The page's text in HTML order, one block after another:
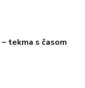
tekma s časom